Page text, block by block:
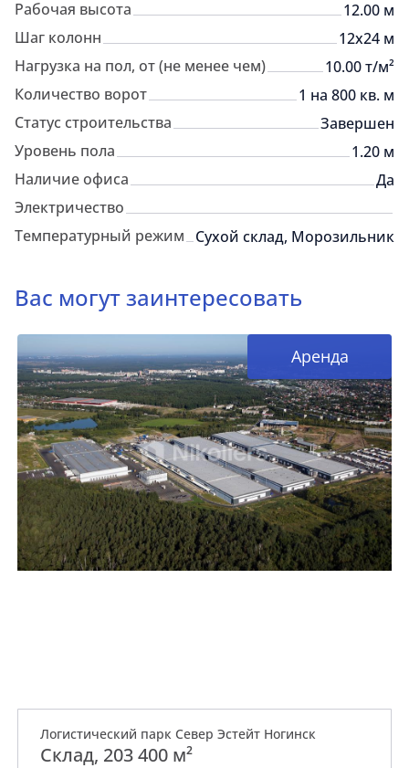
Рабочая высота
12.00 м
Шаг колонн
12x24 м
Нагрузка на пол, от (не менее чем)
10.00 т/м²
Количество ворот
1 на 800 кв. м
Статус строительства
Завершен
Уровень пола
1.20 м
Наличие офиса
Да
Электричество
Температурный режим
Сухой склад, Морозильник
Вас могут заинтересовать
Аренда
Логистический парк Север Эстейт Ногинск
Склад, 203 400 м²